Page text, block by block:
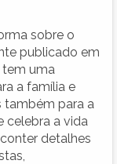
sobre o
publicado em
tem uma
a família e
também para a
celebra a vida
detalhes